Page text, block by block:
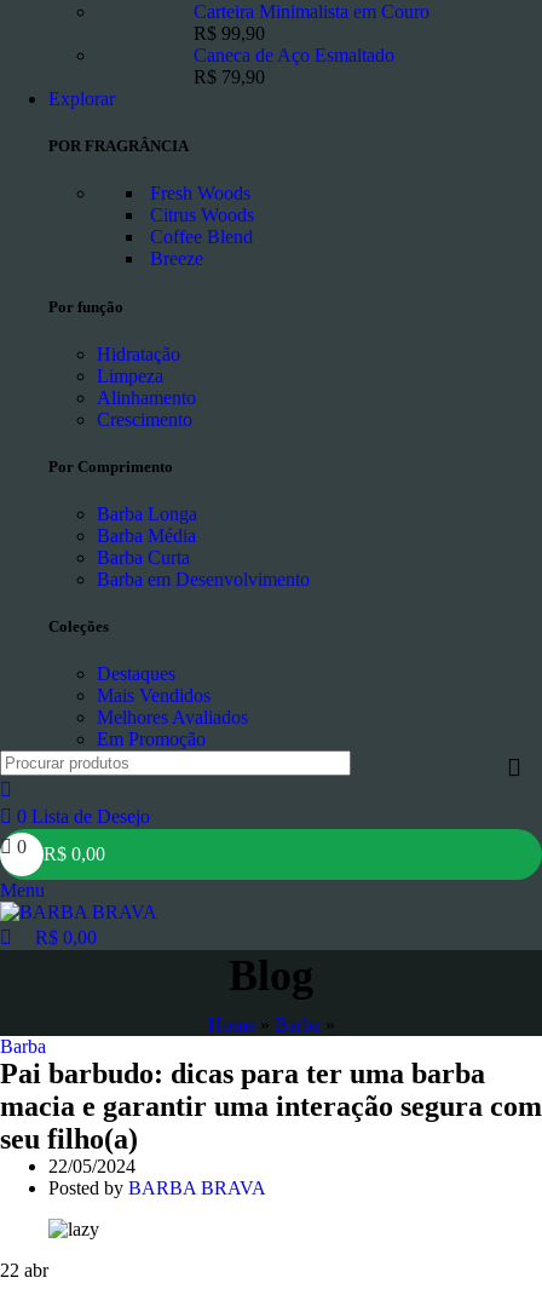
Carteira Minimalista em Couro
R$ 99,90
Caneca de Aço Esmaltado
R$ 79,90
Explorar
POR FRAGRÂNCIA
Fresh Woods
Citrus Woods
Coffee Blend
Breeze
Por função
Hidratação
Limpeza
Alinhamento
Crescimento
Por Comprimento
Barba Longa
Barba Média
Barba Curta
Barba em Desenvolvimento
Coleções
Destaques
Mais Vendidos
Melhores Avaliados
Em Promoção
0 Lista de Desejo
0
R$ 0,00
Menu
R$ 0,00
Blog
Home» Barba»
Barba
Pai barbudo: dicas para ter uma barba
macia e garantir uma interação segura com
seu filho(a)
22/05/2024
Posted by BARBA BRAVA
22 abr